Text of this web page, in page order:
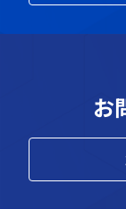
お